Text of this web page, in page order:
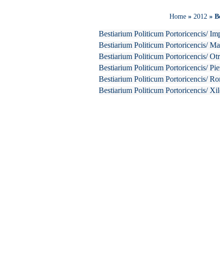
Home » 2012 »
Bestiarium Politicum Portoricencis/
Bestiarium Politicum Portoricencis/
Bestiarium Politicum Portoricencis/
Bestiarium Politicum Portoricencis/
Bestiarium Politicum Portoricencis/
Bestiarium Politicum Portoricencis/